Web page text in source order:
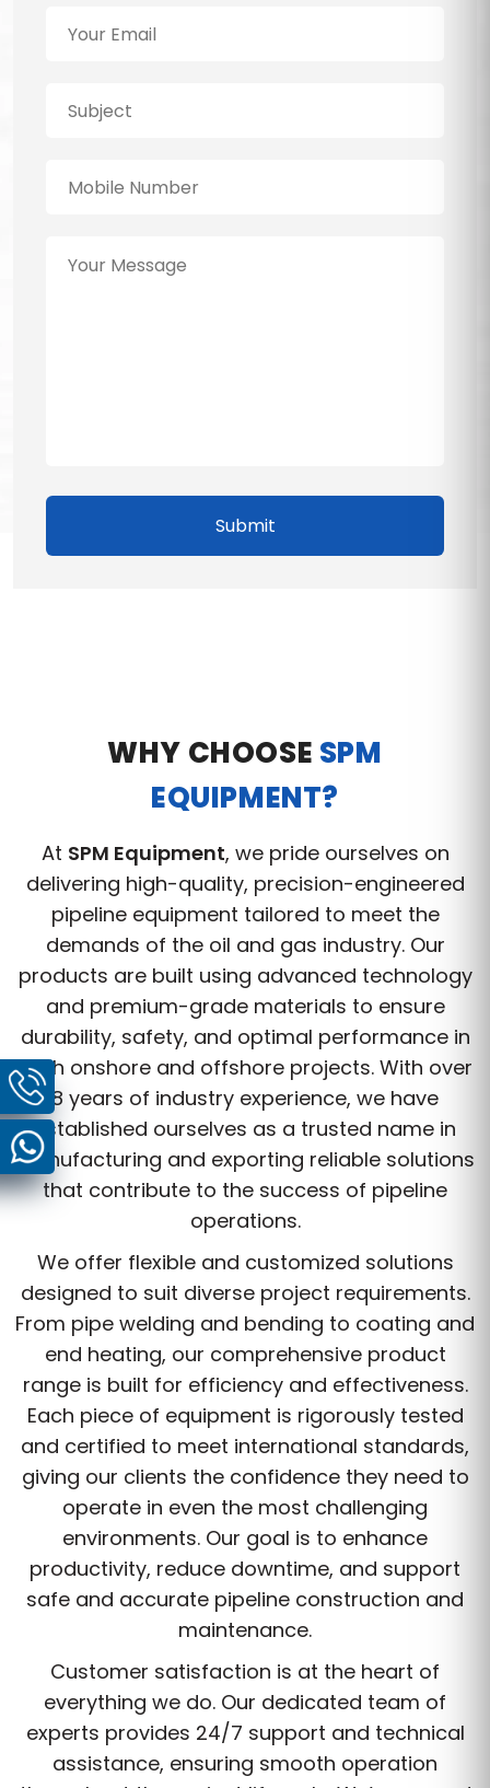
Submit
WHY CHOOSE SPM
EQUIPMENT?
At SPM Equipment, we pride ourselves on
delivering high-quality, precision-engineered
pipeline equipment tailored to meet the
demands of the oil and gas industry. Our
products are built using advanced technology
and premium-grade materials to ensure
durability, safety, and optimal performance in
both onshore and offshore projects. With over
8 years of industry experience, we have
established ourselves as a trusted name in
manufacturing and exporting reliable solutions
that contribute to the success of pipeline
operations.
We offer flexible and customized solutions
designed to suit diverse project requirements.
From pipe welding and bending to coating and
end heating, our comprehensive product
range is built for efficiency and effectiveness.
Each piece of equipment is rigorously tested
and certified to meet international standards,
giving our clients the confidence they need to
operate in even the most challenging
environments. Our goal is to enhance
productivity, reduce downtime, and support
safe and accurate pipeline construction and
maintenance.
Customer satisfaction is at the heart of
everything we do. Our dedicated team of
experts provides 24/7 support and technical
assistance, ensuring smooth operation